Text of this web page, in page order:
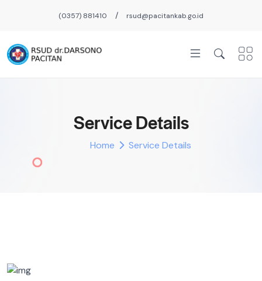
(0357) 881410 / rsud@pacitankab.go.id
Service Details
Home Service Details